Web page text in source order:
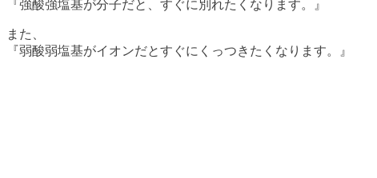
『強酸強塩基が分子だと、すぐに別れたくなります。』
また、
『弱酸弱塩基がイオンだとすぐにくっつきたくなります。』